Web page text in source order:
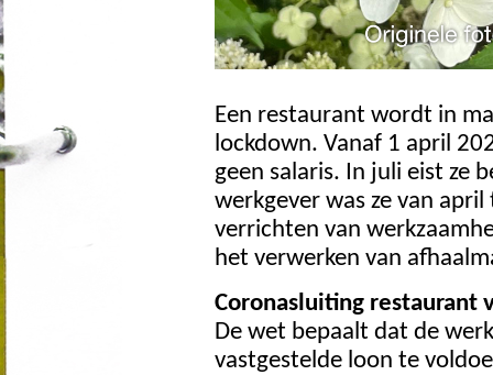
Een restaurant wordt in
lockdown. Vanaf 1 april
geen salaris. In juli eist ze
werkgever was ze van
verrichten van
het verwerken van
Coronasluiting restaurant
De wet bepaalt dat de
vastgestelde loon te